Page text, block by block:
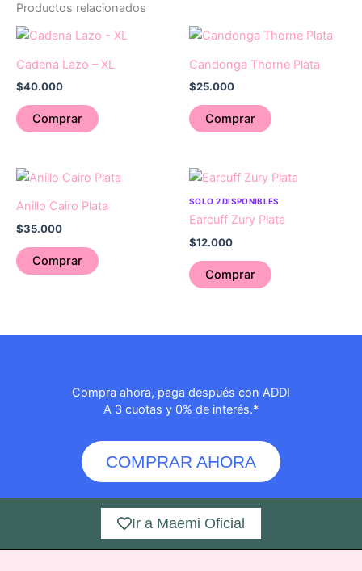
Productos relacionados
Cadena Lazo – XL
$40.000
Comprar
Candonga Thorne Plata
$25.000
Comprar
Anillo Cairo Plata
$35.000
Comprar
SOLO 2 DISPONIBLES
Earcuff Zury Plata
$12.000
Comprar
Compra ahora, paga después con ADDI
A 3 cuotas y 0% de interés.*
COMPRAR AHORA
Ir a Maemi Oficial